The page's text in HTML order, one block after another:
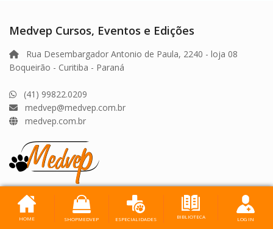
Medvep Cursos, Eventos e Edições
Rua Desembargador Antonio de Paula, 2240 - loja 08
Boqueirão - Curitiba - Paraná
(41) 99822.0209
medvep@medvep.com.br
medvep.com.br
Shop Medvep
HOME SHOPMEDVEP ESPECIALIDADES BIBLIOTECA LOG IN